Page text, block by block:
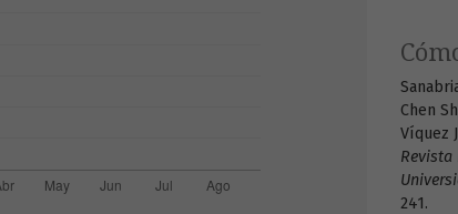
Chen
Víquez
Revista
241.